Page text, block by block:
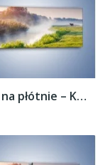
Obraz na płótnie – Koń o poranku –...